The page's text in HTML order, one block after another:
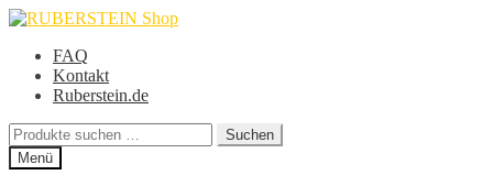
Zur
springen
Zum
springenFAQ
Kontakt
Ruberstein.de
Suche
nach:
Suchen
Menü